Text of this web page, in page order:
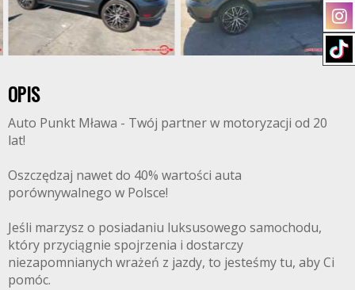
OPIS
Auto Punkt Mława - Twój partner w motoryzacji od 20
lat!
Oszczędzaj nawet do 40% wartości auta
porównywalnego w Polsce!
Jeśli marzysz o posiadaniu luksusowego samochodu,
który przyciągnie spojrzenia i dostarczy
niezapomnianych wrażeń z jazdy, to jesteśmy tu, aby Ci
pomóc.